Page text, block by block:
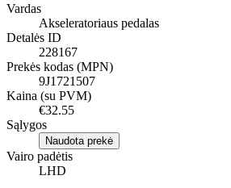
Vardas
Akseleratoriaus pedalas
Detalės ID
228167
Prekės kodas (MPN)
9J1721507
Kaina (su PVM)
€32.55
Sąlygos
Naudota prekė
Vairo padėtis
LHD